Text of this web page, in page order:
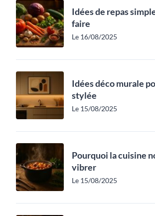
Idées de repas
faire
Le 16/08/2025
Idées déco murale
stylée
Le 15/08/2025
Pourquoi la cuisine
vibrer
Le 15/08/2025